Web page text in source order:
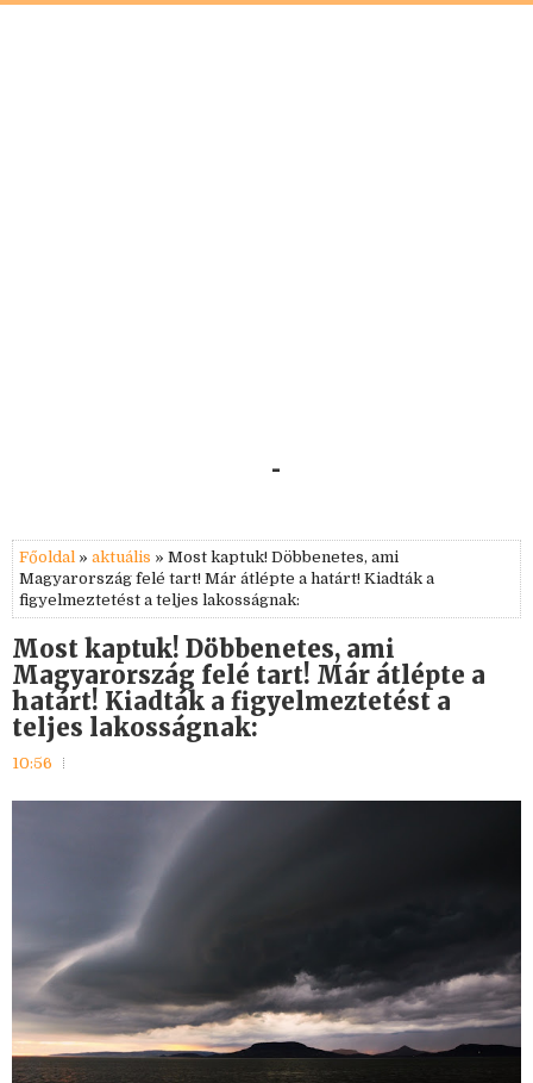
-
Főoldal » aktuális » Most kaptuk! Döbbenetes, ami
Magyarország felé tart! Már átlépte a határt! Kiadták a
figyelmeztetést a teljes lakosságnak:
Most kaptuk! Döbbenetes, ami
Magyarország felé tart! Már átlépte a
határt! Kiadták a figyelmeztetést a
teljes lakosságnak:
10:56